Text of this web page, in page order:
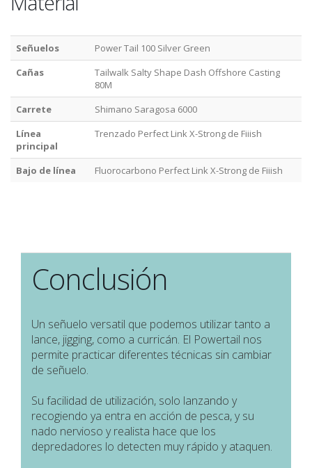
Señuelos
Power Tail 100 Silver Green
Cañas
Tailwalk Salty Shape Dash Offshore Casting
80M
Carrete
Shimano Saragosa 6000
Línea
principal
Trenzado Perfect Link X-Strong de Fiiish
Bajo de línea Fluorocarbono Perfect Link X-Strong de Fiiish
Conclusión
Un señuelo versatil que podemos utilizar tanto a
lance, jigging, como a curricán. El Powertail nos
permite practicar diferentes técnicas sin cambiar
de señuelo.
Su facilidad de utilización, solo lanzando y
recogiendo ya entra en acción de pesca, y su
nado nervioso y realista hace que los
depredadores lo detecten muy rápido y ataquen.